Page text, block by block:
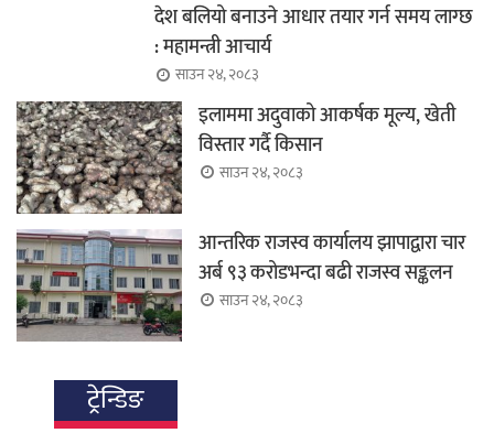
देश बलियो बनाउने आधार तयार गर्न समय लाग्छ
: महामन्त्री आचार्य
साउन २४, २०८३
इलाममा अदुवाको आकर्षक मूल्य, खेती
विस्तार गर्दै किसान
साउन २४, २०८३
आन्तरिक राजस्व कार्यालय झापाद्वारा चार
अर्ब ९३ करोडभन्दा बढी राजस्व सङ्कलन
साउन २४, २०८३
ट्रेन्डिङ